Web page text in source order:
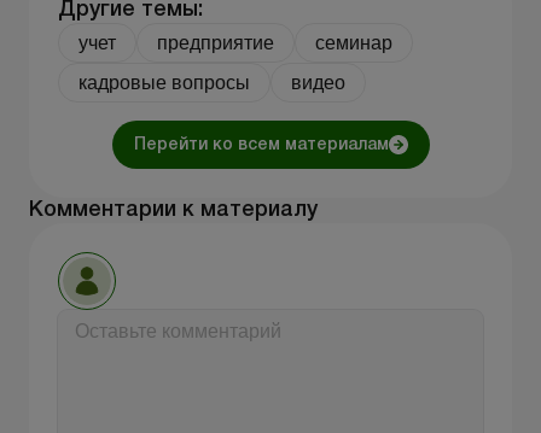
Другие темы:
учет предприятие
семинар
кадровые вопросы
видео
Перейти ко всем материалам
Комментарии к материалу